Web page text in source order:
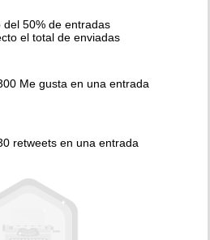
del 50% de entradas
el total de enviadas
Me gusta en una entrada
retweets en una entrada